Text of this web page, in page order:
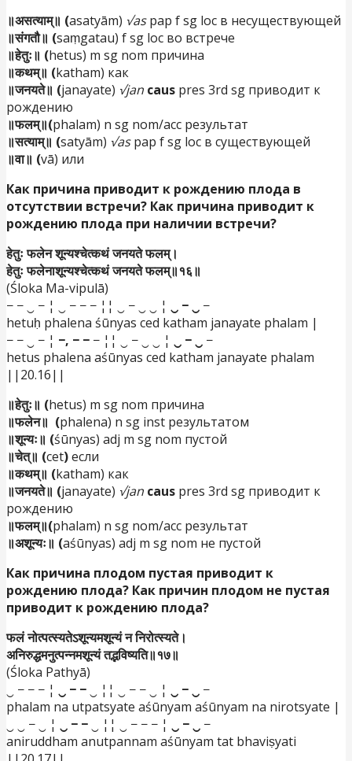
॥असत्याम्॥ (asatyām) √aspap f sg loc в несуществующей
॥संगतौ॥ (saṃgatau) f sg loc во встрече
॥हेतुः॥ (hetus) m sg nom причина
॥कथम्॥ (katham) как
॥जनयते॥ (janayate) √jan caus pres 3rd sg приводит к
рождению
॥फलम्॥(phalam) n sg nom/acc результат
॥सत्याम्॥ (satyām) √aspap f sg loc в существующей
॥वा॥ (vā) или
Как причина приводит к рождению плода в
отсутствии встречи? Как причина приводит к
рождению плода при наличии встречи?
हेतुः फलेन शून्यश्चेत्कथं जनयते फलम्।
हेतुः फलेनाशून्यश्चेत्कथं जनयते फलम्॥१६॥
(Śloka Ma-vipulā)
− − ‿ − ¦ ‿ − − − ¦¦ ‿ − ‿ ‿ ¦ ‿ − ‿ −
hetuḥ phalena śūnyas ced katham janayate phalam |
− − ‿ − ¦ −, − − − ¦¦ ‿ − ‿ ‿ ¦ ‿ − ‿ −
hetus phalena aśūnyas ced katham janayate phalam
||20.16||
॥हेतुः॥ (hetus) m sg nom причина
॥फलेन॥ (phalena) n sg inst результатом
॥शून्यः॥ (śūnyas) adj m sg nom пустой
॥चेत्॥ (cet)если
॥कथम्॥ (katham) как
॥जनयते॥ (janayate) √jan caus pres 3rd sg приводит к
рождению
॥फलम्॥(phalam) n sg nom/acc результат
॥अशून्यः॥ (aśūnyas) adj m sg nom не пустой
Как причина плодом пустая приводит к
рождению плода? Как причин плодом не пустая
приводит к рождению плода?
फलं नोत्पत्स्यतेऽशून्यमशून्यं न निरोत्स्यते।
अनिरुद्धमनुत्पन्नमशून्यं तद्भविष्यति॥१७॥
(Śloka Pathyā)
‿ − − − ¦ ‿ − − ‿ ¦¦ ‿ − − ‿ ¦ ‿ − ‿ −
phalam na utpatsyate aśūnyam aśūnyam na nirotsyate |
‿ ‿ − ‿ ¦ ‿ − − ‿ ¦¦ ‿ − − − ¦ ‿ − ‿ −
aniruddham anutpannam aśūnyam tat bhaviṣyati